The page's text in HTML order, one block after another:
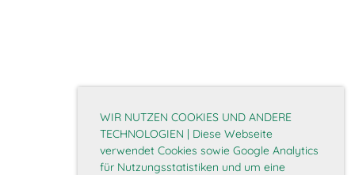
WIR NUTZEN COOKIES UND ANDERE
TECHNOLOGIEN | Diese Webseite
verwendet Cookies sowie Google Analytics
für Nutzungsstatistiken und um eine